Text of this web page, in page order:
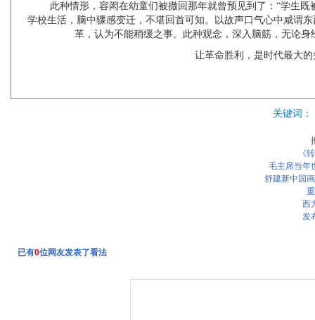
此种情形，容闳在幼童们被撤回那年就曾预见到了：“学生
学校生活，脑中骤感变迁，不堪回首可知。以故声口气心中咸谓
革，认为不能稍缓之事。此种观念，深入脑筋，无论身
让革命胜利，是时代最大
关键词：
《
毛主席当年
舒建新中国
西
发
已有0位网友发表了看法